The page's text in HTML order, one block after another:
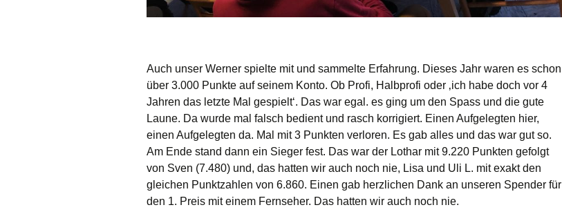
Auch unser Werner spielte mit und sammelte Erfahrung. Dieses Jahr waren es schon
über 3.000 Punkte auf seinem Konto. Ob Profi, Halbprofi oder ‚ich habe doch vor 4
Jahren das letzte Mal gespielt‘. Das war egal. es ging um den Spass und die gute
Laune. Da wurde mal falsch bedient und rasch korrigiert. Einen Aufgelegten hier,
einen Aufgelegten da. Mal mit 3 Punkten verloren. Es gab alles und das war gut so.
Am Ende stand dann ein Sieger fest. Das war der Lothar mit 9.220 Punkten gefolgt
von Sven (7.480) und, das hatten wir auch noch nie, Lisa und Uli L. mit exakt den
gleichen Punktzahlen von 6.860. Einen gab herzlichen Dank an unseren Spender für
den 1. Preis mit einem Fernseher. Das hatten wir auch noch nie.